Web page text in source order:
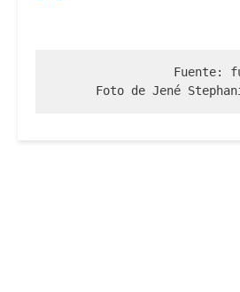
Fuente:
Foto de Jené